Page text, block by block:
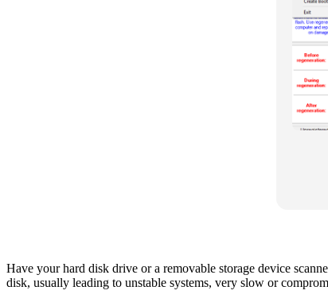
Have your hard disk drive or a removable storage device
disk, usually leading to unstable systems, very slow or